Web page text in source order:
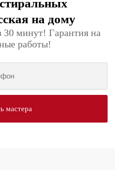
на дому
30 минут! Гарантия на